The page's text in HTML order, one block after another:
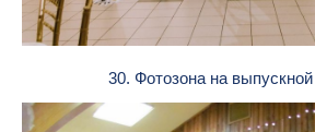
30. Фотозона на